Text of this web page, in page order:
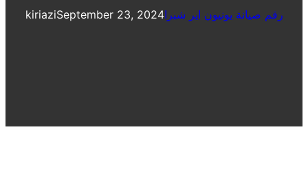
kiriaziSeptember 23, 2024رقم صيانة يونيون اير شبرا